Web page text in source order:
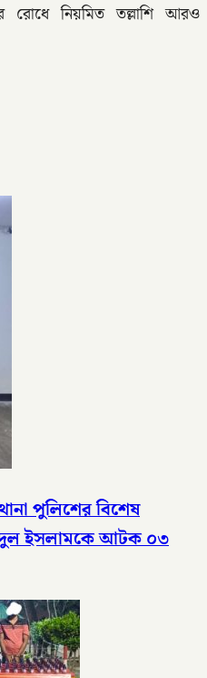
রোধে নিয়মিত তল্লাশি আরও
পুলিশের বিশেষ
ইসলামকে আটক ০৩